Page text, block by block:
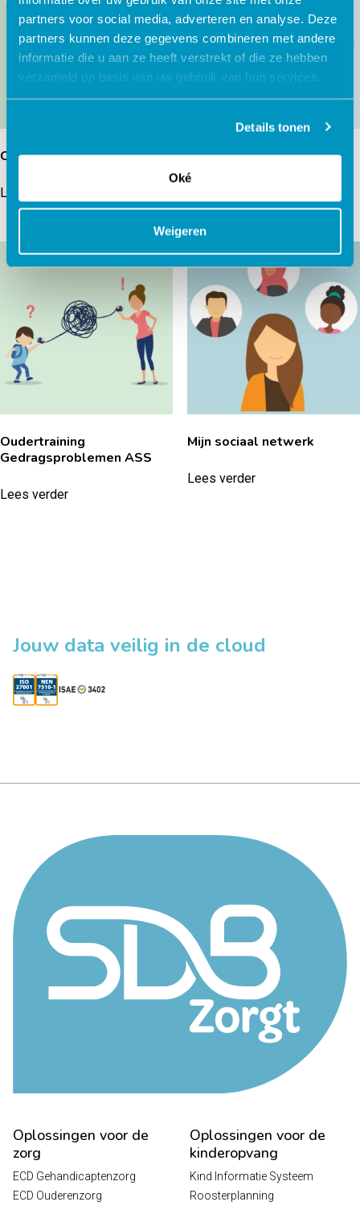
partners voor social media, adverteren en analyse. Deze
partners kunnen deze gegevens combineren met andere
informatie die u aan ze heeft verstrekt of die ze hebben
verzameld op basis van uw gebruik van hun services.
Details tonen
Oké
Weigeren
Omgaan met emoties
Lees verder
Wat is herstel?
Oudertraining
Gedragsproblemen ASS
Lees verder
Mijn sociaal netwerk
Lees verder
Jouw data veilig in de cloud
Oplossingen voor de
zorg
ECD Gehandicaptenzorg
ECD Ouderenzorg
Oplossingen voor de
kinderopvang
Kind Informatie Systeem
Roosterplanning